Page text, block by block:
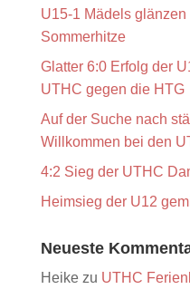
U15-1 Mädels
Sommerhitze
Glatter 6:0 Erfolg der
UTHC gegen die HTG
Auf der Suche nach
Willkommen bei den
4:2 Sieg der UTHC
Heimsieg der U12
Neueste
Heikezu UTHC